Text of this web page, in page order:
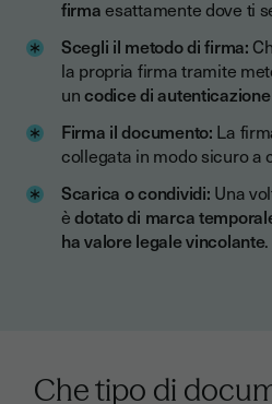
firmaesattamente dove ti
Scegli il metodo di firma:
la propria firma tramite
uncodice di
Firma il documento: La
collegata in modo sicuro a
Scarica o condividi: Una
èdotato di marca
ha valore legale vincolante.
Che tipo di